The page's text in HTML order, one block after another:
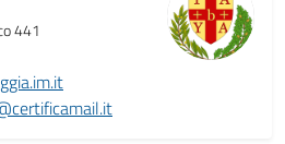
441